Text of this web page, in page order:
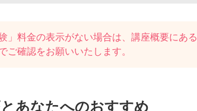
験」料金の表示がない場合は、講座概要にある
ご確認をお願いいたします。